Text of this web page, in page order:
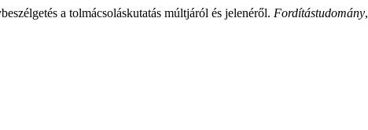
a tolmácsoláskutatás múltjáról és jelenéről. Fordítástudomány,